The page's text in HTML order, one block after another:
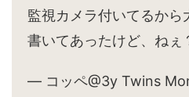
監視カメラ付いてるから
書いてあったけど、ねぇ
— コッペ@3y Twins